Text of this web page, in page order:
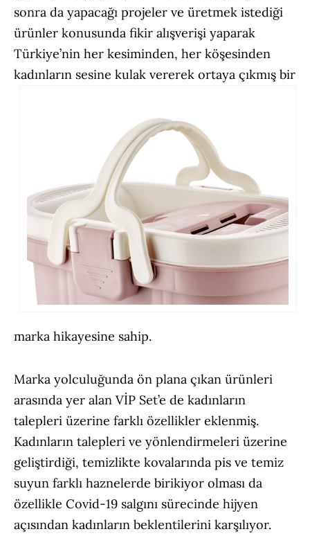
sonra da yapacağı projeler ve üretmek istediği
ürünler konusunda fikir alışverişi yaparak
Türkiye’nin her kesiminden, her köşesinden
kadınların sesine kulak vererek ortaya çıkmış bir
marka hikayesine sahip.
Marka yolculuğunda ön plana çıkan ürünleri
arasında yer alan VİP Set’e de kadınların
talepleri üzerine farklı özellikler eklenmiş.
Kadınların talepleri ve yönlendirmeleri üzerine
geliştirdiği, temizlikte kovalarında pis ve temiz
suyun farklı haznelerde birikiyor olması da
özellikle Covid-19 salgını sürecinde hijyen
açısından kadınların beklentilerini karşılıyor.